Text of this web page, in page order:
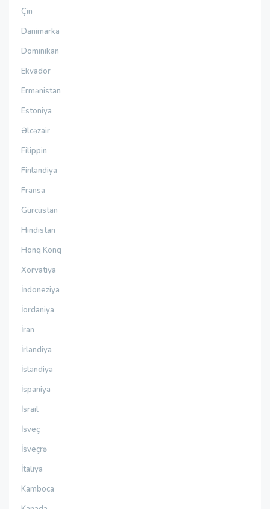
Çin
Danimarka
Dominikan
Ekvador
Ermənistan
Estoniya
Əlcəzair
Filippin
Finlandiya
Fransa
Gürcüstan
Hindistan
Honq Konq
Xorvatiya
İndoneziya
İordaniya
İran
İrlandiya
İslandiya
İspaniya
İsrail
İsveç
İsveçrə
İtaliya
Kamboca